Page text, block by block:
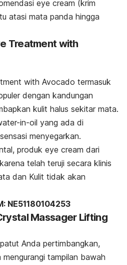
eye cream (krim
atasi mata panda hingga
Treatment with
with Avocado termasuk
dengan kandungan
kulit halus sekitar mata.
in-oil yang ada di
menyegarkan.
produk eye cream dari
telah teruji secara klinis
dan Kulit tidak akan
NE51180104253
Massager Lifting
Anda pertimbangkan,
tampilan bawah